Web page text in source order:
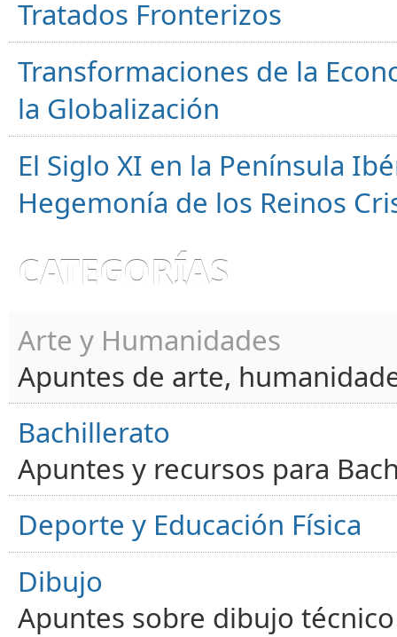
Tratados Fronterizos
Transformaciones de la
la Globalización
El Siglo XI en la Península
Hegemonía de los Reinos
CATEGORÍAS
Arte y Humanidades
Apuntes de arte,
Bachillerato
Apuntes y recursos para
Deporte y Educación Física
Dibujo
Apuntes sobre dibujo